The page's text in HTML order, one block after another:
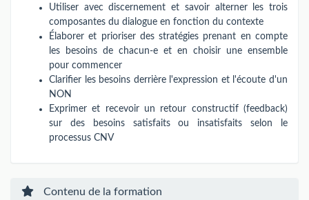
Utiliser avec discernement et savoir alterner les trois
composantes du dialogue en fonction du contexte
Élaborer et prioriser des stratégies prenant en compte
les besoins de chacun-e et en choisir une ensemble
pour commencer
Clarifier les besoins derrière l'expression et l'écoute d'un
NON
Exprimer et recevoir un retour constructif (feedback)
sur des besoins satisfaits ou insatisfaits selon le
processus CNV
Contenu de la formation